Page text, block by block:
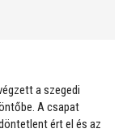
a szegedi
A csapat
ért el és az